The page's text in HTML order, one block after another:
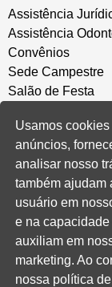
Assistência
Assistência
Convênios
Sede Campestre
Salão de Festa
CONVENÇÃO
Convenções
Banco do Brasil
Caixa
Banrisul
Privados
Usamos
anúncios,
analisar nosso
também ajudam
usuário em
e na
auxiliam em
marketing. Ao
nossa política